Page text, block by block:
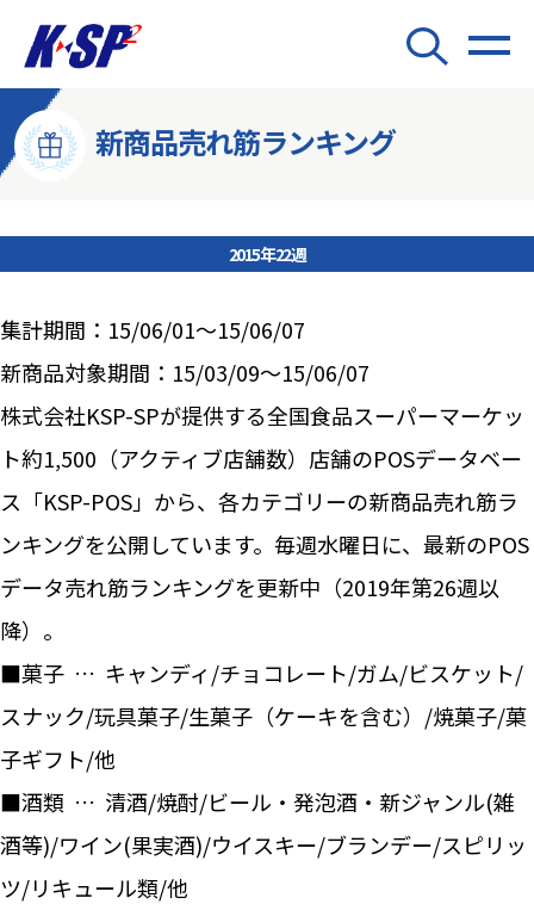
新商品売れ筋ランキング
2015年22週
集計期間：15/06/01～15/06/07
新商品対象期間：15/03/09～15/06/07
株式会社KSP-SPが提供する全国食品スーパーマーケッ
ト約1,500（アクティブ店舗数）店舗のPOSデータベー
ス「KSP-POS」から、各カテゴリーの新商品売れ筋ラ
ンキングを公開しています。毎週水曜日に、最新のPOS
データ売れ筋ランキングを更新中（2019年第26週以
降）。
■菓子 … キャンディ/チョコレート/ガム/ビスケット/
スナック/玩具菓子/生菓子（ケーキを含む）/焼菓子/菓
子ギフト/他
■酒類 … 清酒/焼酎/ビール・発泡酒・新ジャンル(雑
酒等)/ワイン(果実酒)/ウイスキー/ブランデー/スピリッ
ツ/リキュール類/他